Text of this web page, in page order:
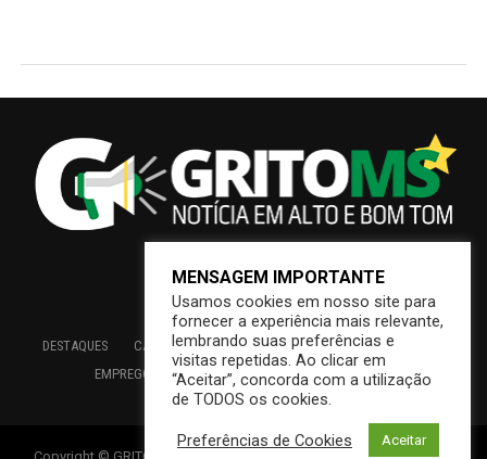
DESTAQUES CAMPO GRANDE BRASIL SAÚDE
ECONOMIA
EMPREGO
EDUCAÇÃO INTERIOR PREFEITURA
MENSAGEM IMPORTANTE
Usamos cookies em nosso site para
fornecer a experiência mais relevante,
lembrando suas preferências e
visitas repetidas. Ao clicar em
“Aceitar”, concorda com a utilização
de TODOS os cookies.
Preferências de Cookies Aceitar